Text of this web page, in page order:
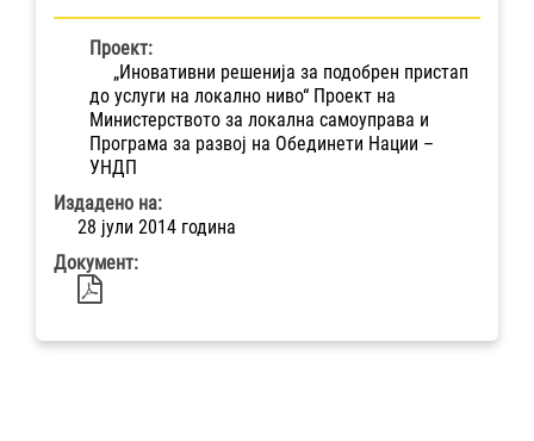
Проект:
„Иновативни решенија за подобрен пристап
до услуги на локално ниво“ Проект на
Министерството за локална самоуправа и
Програма за развој на Обединети Нации –
УНДП
Издадено на:
28 јули 2014 година
Документ: